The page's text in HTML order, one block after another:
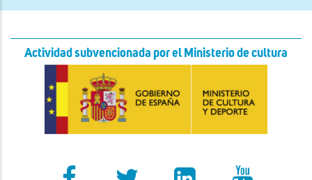
Actividad subvencionada por el Ministerio de cultura